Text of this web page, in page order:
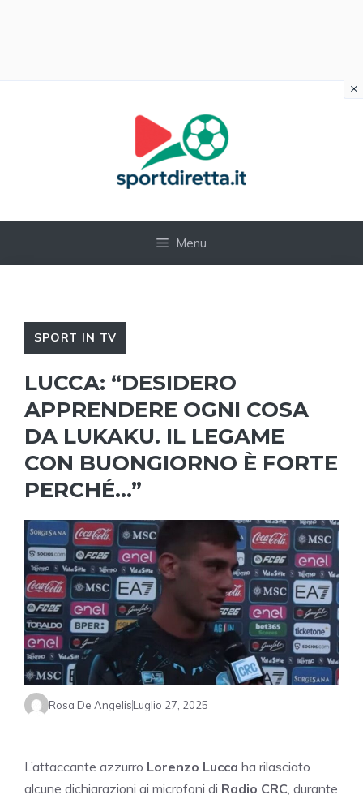
Menu
SPORT IN TV
LUCCA: “DESIDERO
APPRENDERE OGNI COSA
DA LUKAKU. IL LEGAME
CON BUONGIORNO È FORTE
PERCHÉ…”
Rosa De AngelisLuglio 27, 2025
L’attaccante azzurro Lorenzo Lucca ha rilasciato
alcune dichiarazioni ai microfoni di Radio CRC, durante
×